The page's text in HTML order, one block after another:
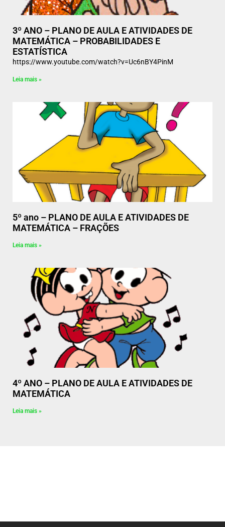
3º ANO – PLANO DE AULA E ATIVIDADES DE
MATEMÁTICA – PROBABILIDADES E
ESTATÍSTICA
https://www.youtube.com/watch?v=Uc6nBY4PinM
Leia mais »
5º ano – PLANO DE AULA E ATIVIDADES DE
MATEMÁTICA – FRAÇÕES
Leia mais »
4º ANO – PLANO DE AULA E ATIVIDADES DE
MATEMÁTICA
Leia mais »